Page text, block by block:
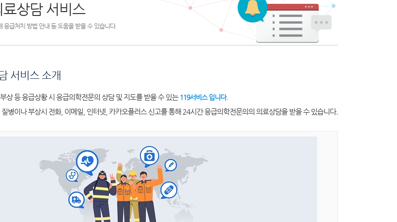
상담 서비스
응급처치 방법 안내 등 도움을 받을 수 있습니다.
서비스 소개
상 등 응급상황 시 응급의학전문의 상담 및 지도를 받을 수 있는 119서비스 입니다.
병이나 부상시 전화, 이메일, 인터넷, 카카오플러스 신고를 통해 24시간 응급의학전문의의 의료상담을 받을 수 있습니다.